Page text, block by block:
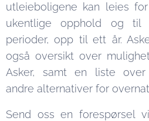
utleieboligene kan leies
ukentlige opphold og
perioder, opp til ett år.
også oversikt over
Asker, samt en liste
andre alternativer for
Send oss en forespørsel